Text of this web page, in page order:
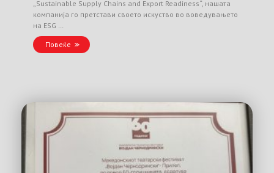
„Sustainable Supply Chains and Export Readiness“, нашата
компанија го претстави своето искуство во воведувањето
на ESG …
Повеќе